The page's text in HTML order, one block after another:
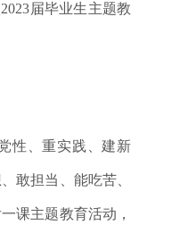
2023届毕业生主题教
性、重实践、建新
敢担当、能吃苦、
课主题教育活动 ，